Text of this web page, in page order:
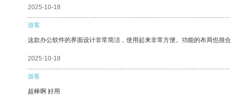
2025-10-18
游客
这款办公软件的界面设计非常简洁，使用起来非常方便。功能的布局也很
2025-10-18
游客
超棒啊 好用